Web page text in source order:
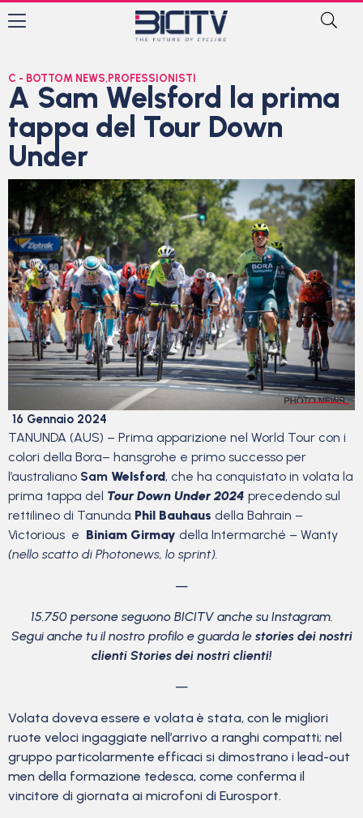
C - BOTTOM NEWS, PROFESSIONISTI
A Sam Welsford la prima
tappa del Tour Down
Under
16 Gennaio 2024
TANUNDA (AUS) – Prima apparizione nel World Tour con i
colori della Bora– hansgrohe e primo successo per
l’australiano Sam Welsford, che ha conquistato in volata la
prima tappa del Tour Down Under 2024 precedendo sul
rettilineo di Tanunda Phil Bauhaus della Bahrain –
Victorious e Biniam Girmay della Intermarché – Wanty
(nello scatto di Photonews, lo sprint).
—
15.750 persone seguono BICITV anche su Instagram.
Segui anche tu il nostro profilo e guarda le stories dei nostri
clienti Stories dei nostri clienti!
—
Volata doveva essere e volata è stata, con le migliori
ruote veloci ingaggiate nell’arrivo a ranghi compatti; nel
gruppo particolarmente efficaci si dimostrano i lead-out
men della formazione tedesca, come conferma il
vincitore di giornata ai microfoni di Eurosport.